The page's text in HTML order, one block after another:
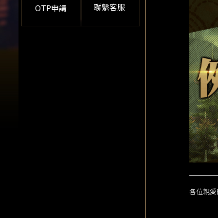
OTP申請 聯繫客服
各位親